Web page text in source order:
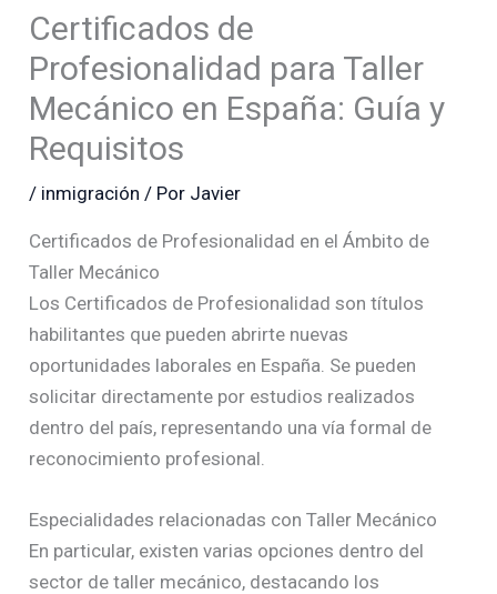
Certificados de
Profesionalidad para Taller
Mecánico en España: Guía y
Requisitos
/ inmigración / Por Javier
Certificados de Profesionalidad en el Ámbito de
Taller Mecánico
Los Certificados de Profesionalidad son títulos
habilitantes que pueden abrirte nuevas
oportunidades laborales en España. Se pueden
solicitar directamente por estudios realizados
dentro del país, representando una vía formal de
reconocimiento profesional.
Especialidades relacionadas con Taller Mecánico
En particular, existen varias opciones dentro del
sector de taller mecánico, destacando los